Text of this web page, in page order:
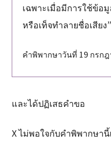
เฉพาะเมื่อมีการใช้ข้อ
หรือเท็จทำลายชื่อเสียง”
คำพิพากษาวันที่ 19 กรกฎ
และได้ปฏิเสธคำขอ
X ไม่พอใจกับคำพิพากษา